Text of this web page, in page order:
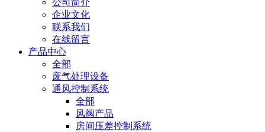
公司简介
企业文化
联系我们
在线留言
产品中心
全部
废气处理设备
通风控制系统
全部
风阀产品
房间压差控制系统